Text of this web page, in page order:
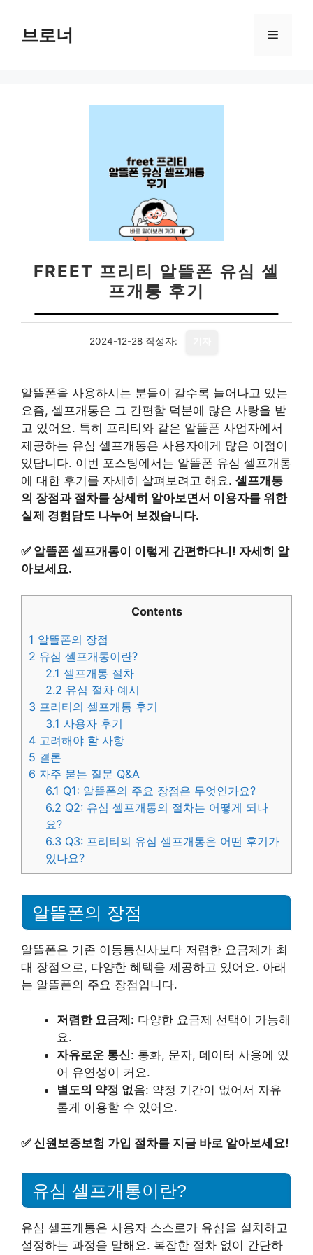
브로너 메
FREET 프리티 알뜰폰 유심 셀
프개통 후기
2024-12-28 작성자:
알뜰폰을 사용하시는 분들이 갈수록 늘어나고 있는
요즘, 셀프개통은 그 간편함 덕분에 많은 사랑을 받
고 있어요. 특히 프리티와 같은 알뜰폰 사업자에서
제공하는 유심 셀프개통은 사용자에게 많은 이점이
있답니다. 이번 포스팅에서는 알뜰폰 유심 셀프개통
에 대한 후기를 자세히 살펴보려고 해요. 셀프개통
의 장점과 절차를 상세히 알아보면서 이용자를 위한
실제 경험담도 나누어 보겠습니다.
✅ 알뜰폰 셀프개통이 이렇게 간편하다니! 자세히 알
아보세요.
Contents
1 알뜰폰의 장점
2 유심 셀프개통이란?
2.1 셀프개통 절차
2.2 유심 절차 예시
3 프리티의 셀프개통 후기
3.1 사용자 후기
4 고려해야 할 사항
5 결론
6 자주 묻는 질문 Q&A
6.1 Q1: 알뜰폰의 주요 장점은 무엇인가요?
6.2 Q2: 유심 셀프개통의 절차는 어떻게 되나
요?
6.3 Q3: 프리티의 유심 셀프개통은 어떤 후기가
있나요?
알뜰폰의 장점
알뜰폰은 기존 이동통신사보다 저렴한 요금제가 최
대 장점으로, 다양한 혜택을 제공하고 있어요. 아래
는 알뜰폰의 주요 장점입니다.
저렴한 요금제 : 다양한 요금제 선택이 가능해
요.
자유로운 통신: 통화, 문자, 데이터 사용에 있
어 유연성이 커요.
별도의 약정 없음: 약정 기간이 없어서 자유
롭게 이용할 수 있어요.
✅신원보증보험 가입 절차를 지금 바로 알아보세요!
유심 셀프개통이란?
유심 셀프개통은 사용자 스스로가 유심을 설치하고
설정하는 과정을 말해요. 복잡한 절차 없이 간단하